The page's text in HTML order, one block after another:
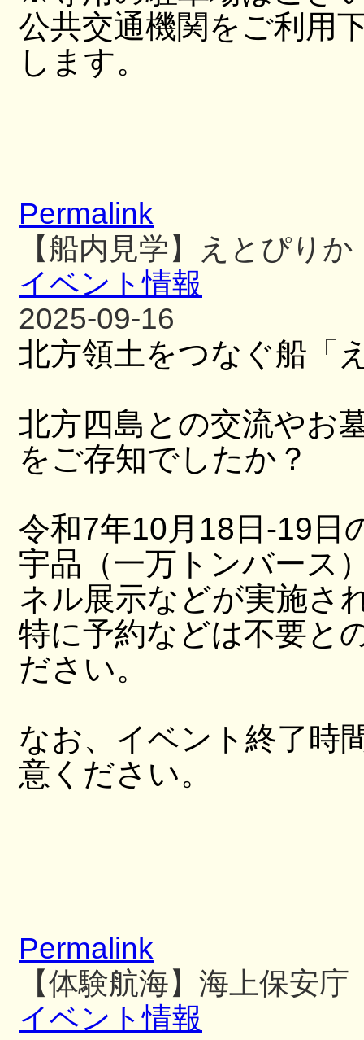
公共交通機関をご利用
します。
Permalink
【船内見学】えとぴりか
イベント情報
2025-09-16
北方領土をつなぐ船「
北方四島との交流やお
をご存知でしたか？
令和7年10月18日-19日
宇品（一万トンバース
ネル展示などが実施さ
特に予約などは不要と
ださい。
なお、イベント終了時
意ください。
Permalink
【体験航海】海上保安
イベント情報